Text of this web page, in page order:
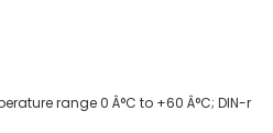
range 0 Â°C to +60 Â°C; DIN-r